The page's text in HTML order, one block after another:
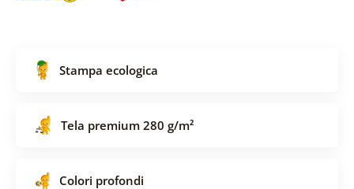
Stampa ecologica
Tela premium 280 g/m²
Colori profondi